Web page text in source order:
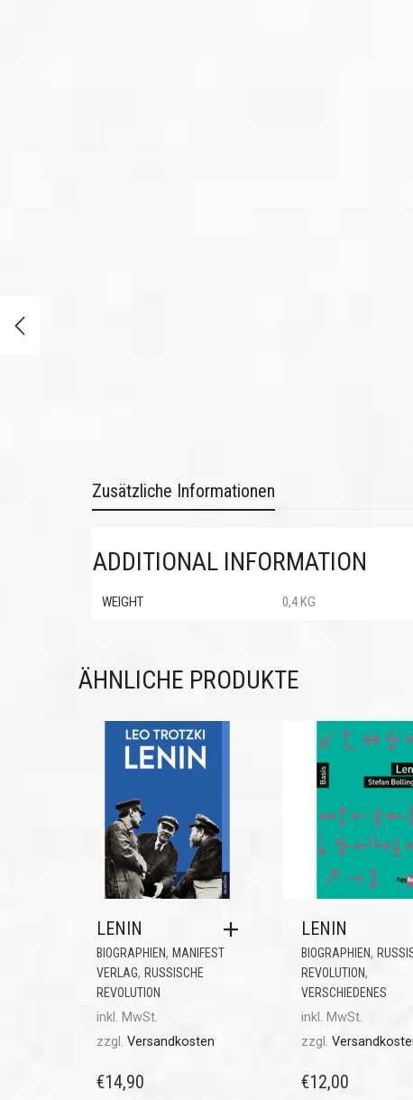
Zusätzliche Informationen
ADDITIONAL INFORMATION
WEIGHT 0,4 KG
ÄHNLICHE PRODUKTE
LENIN
BIOGRAPHIEN, MANIFEST
VERLAG, RUSSISCHE
REVOLUTION
inkl. MwSt.
zzgl. Versandkosten
€14,90
LENIN
BIOGRAPHIEN,
REVOLUTION,
VERSCHIEDENES
inkl. MwSt.
zzgl.
€12,00